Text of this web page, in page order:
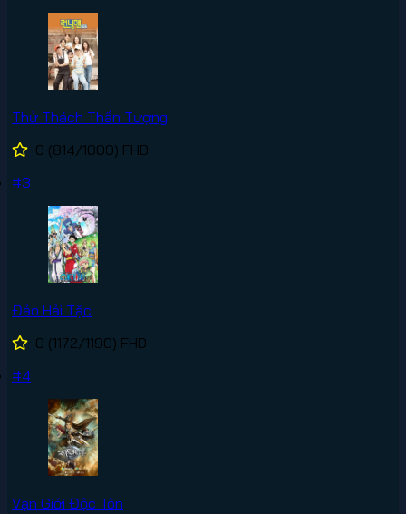
Thử Thách Thần Tượng
0 (814/1000) FHD
#3
Đảo Hải Tặc
0 (1172/1190) FHD
#4
Vạn Giới Độc Tôn